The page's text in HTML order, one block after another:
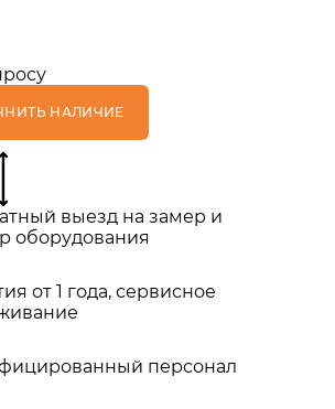
НАЛИЧИЕ
выезд на замер и
оборудования
от 1 года, сервисное
персонал